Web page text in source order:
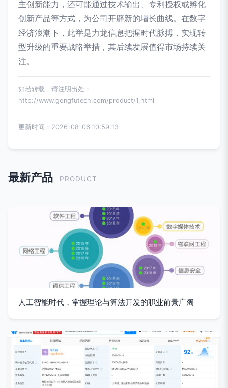
主创新能力，还可能通过技术输出、专利授权或孵化
创新产品等方式，为公司开辟新的增长曲线。在数字
经济浪潮下，此举是力龙信息把握时代脉搏，实现转
型升级的重要战略举措，其后续发展值得市场持续关
注。
如若转载，请注明出处：
http://www.gongfutech.com/product/1.html
更新时间：2026-08-06 10:59:13
最新产品 PRODUCT
人工智能时代，掌握理论与算法开发的职业前景广阔